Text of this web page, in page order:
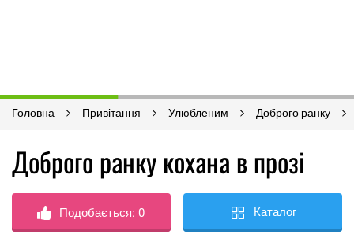
Головна Привітання Улюбленим Доброго ранку
Доброго ранку кохана в прозі
Подобається:0 Каталог